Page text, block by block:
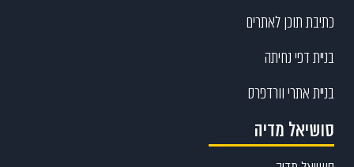
כתיבת תוכן לאתרים
בניית דפי נחיתה
בניית אתרי וורדפרס
סושיאל מדיה